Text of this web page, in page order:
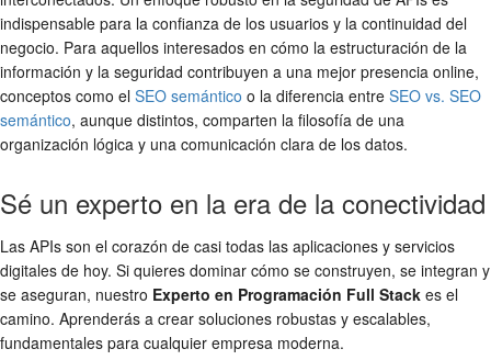
indispensable para la confianza de los usuarios y la continuidad del
negocio. Para aquellos interesados en cómo la estructuración de la
información y la seguridad contribuyen a una mejor presencia online,
conceptos como el SEO semántico o la diferencia entre SEO vs. SEO
semántico, aunque distintos, comparten la filosofía de una
organización lógica y una comunicación clara de los datos.
Sé un experto en la era de la conectividad
Las APIs son el corazón de casi todas las aplicaciones y servicios
digitales de hoy. Si quieres dominar cómo se construyen, se integran y
se aseguran, nuestro Experto en Programación Full Stack es el
camino. Aprenderás a crear soluciones robustas y escalables,
fundamentales para cualquier empresa moderna.